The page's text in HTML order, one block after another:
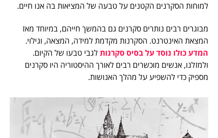
למוחות הסקרנים הקטנים על טבעה של המציאות בה אנו חיים.
מבוגרים רבים נותרים סקרנים גם בהמשך חייהם, במיוחד מאז
המצאת האינטרנט. הסקרנות מקדמת למידה, המצאה, וגילוי.
המדע כולו נוסד על בסיס סקרנותלגבי טבעו של הקיום.
ולמזלנו, אנשים מוכשרים רבים לאורך ההיסטוריה היו סקרנים
מספיק כדי להשפיע על מהלך האנושות.